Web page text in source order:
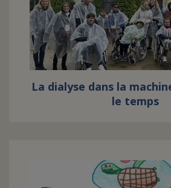
La dialyse dans la
le temps